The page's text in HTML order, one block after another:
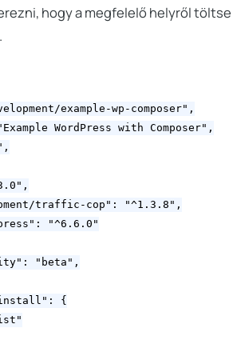
hogy a megfelelő helyről töltse
example-wp-composer",
WordPress with Composer",
traffic-cop": "^1.3.8",
"^6.6.0"
"beta",
{